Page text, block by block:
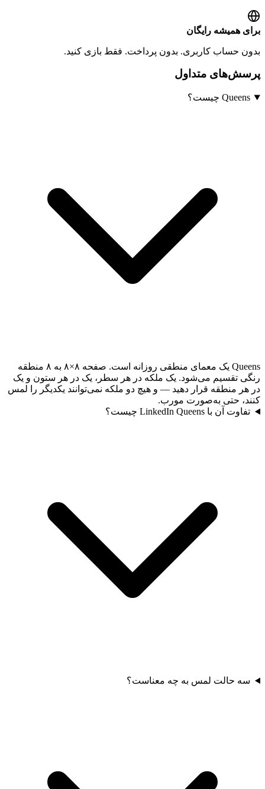
برای همیشه رایگان
بدون حساب کاربری. بدون پرداخت. فقط بازی کنید.
پرسش‌های متداول
Queens چیست؟
Queens یک معمای منطقی روزانه است. صفحه ۸×۸ به ۸ منطقه
رنگی تقسیم می‌شود. یک ملکه در هر سطر، یک در هر ستون و یک
در هر منطقه قرار دهید — و هیچ دو ملکه نمی‌توانند یکدیگر را لمس
کنند، حتی به‌صورت مورب.
تفاوت آن با LinkedIn Queens چیست؟
سه حالت لمس به چه معناست؟